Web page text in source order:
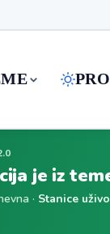
je iz
· Stanice uživo